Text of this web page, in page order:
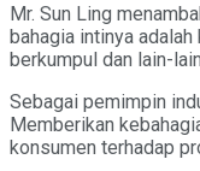
Mr. Sun Ling
bahagia intinya
berkumpul dan lain-
Sebagai pemimpin
Memberikan
konsumen terhadap